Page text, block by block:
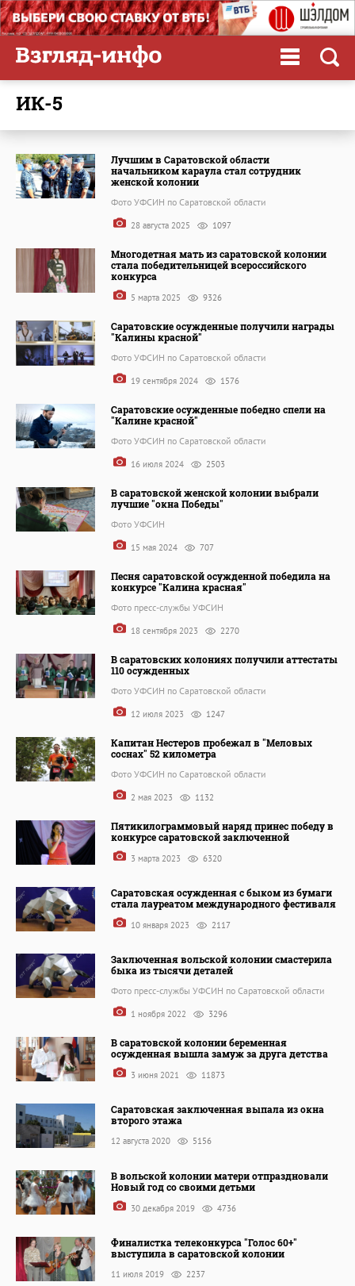
ИК-5
Лучшим в Саратовской области
начальником караула стал сотрудник
женской колонии
Фото УФСИН по Саратовской области
28 августа 2025 1097
Многодетная мать из саратовской колонии
стала победительницей всероссийского
конкурса
5 марта 2025 9326
Саратовские осужденные получили награды
"Калины красной"
Фото УФСИН по Саратовской области
19 сентября 2024 1576
Саратовские осужденные победно спели на
"Калине красной"
Фото УФСИН по Саратовской области
16 июля 2024 2503
В саратовской женской колонии выбрали
лучшие "окна Победы"
Фото УФСИН
15 мая 2024 707
Песня саратовской осужденной победила на
конкурсе "Калина красная"
Фото пресс-службы УФСИН
18 сентября 2023 2270
В саратовских колониях получили аттестаты
110 осужденных
Фото УФСИН по Саратовской области
12 июля 2023 1247
Капитан Нестеров пробежал в "Меловых
соснах" 52 километра
Фото УФСИН по Саратовской области
2 мая 2023 1132
Пятикилограммовый наряд принес победу в
конкурсе саратовской заключенной
3 марта 2023 6320
Саратовская осужденная с быком из бумаги
стала лауреатом международного фестиваля
10 января 2023 2117
Заключенная вольской колонии смастерила
быка из тысячи деталей
Фото пресс-службы УФСИН по Саратовской области
1 ноября 2022 3296
В саратовской колонии беременная
осужденная вышла замуж за друга детства
3 июня 2021 11873
Саратовская заключенная выпала из окна
второго этажа
12 августа 2020 5156
В вольской колонии матери отпраздновали
Новый год со своими детьми
30 декабря 2019 4736
Финалистка телеконкурса "Голос 60+"
выступила в саратовской колонии
11 июля 2019 2237